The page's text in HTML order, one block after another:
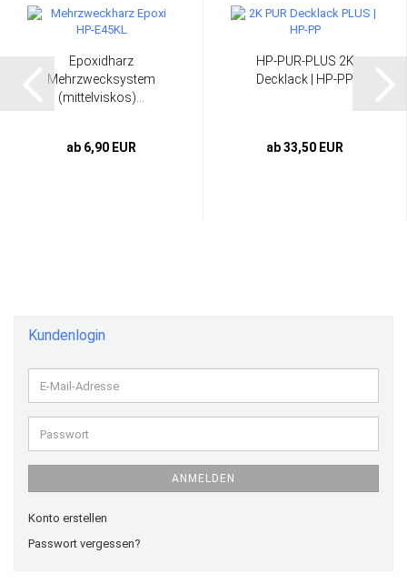
Epoxidharz
Mehrzwecksystem
(mittelviskos)...
ab 6,90 EUR
HP-PUR-PLUS 2K
Decklack | HP-PP
ab 33,50 EUR
Kundenlogin
E-
Mail-
Adresse
Passwort
ANMELDEN
Konto erstellen
Passwort vergessen?